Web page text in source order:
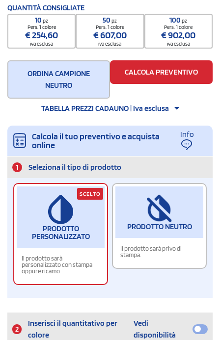
QUANTITÀ CONSIGLIATE
10pz
Pers. 1 colore
€254,60
iva esclusa
50pz
Pers. 1 colore
€607,00
iva esclusa
100pz
Pers. 1 colore
€902,00
iva esclusa
ORDINA CAMPIONE
NEUTRO
CALCOLA PREVENTIVO
TABELLA PREZZI CADAUNO | Iva esclusa
Calcola il tuo preventivo e acquista
online
Info
1 Seleziona il tipo di prodotto
PRODOTTO
PERSONALIZZATO
Il prodotto sarà
personalizzato con stampa
oppure ricamo
SCELTO
PRODOTTO NEUTRO
Il prodotto sarà privo di
stampa.
2
Inserisci il quantitativo per
colore
Vedi
disponibilità